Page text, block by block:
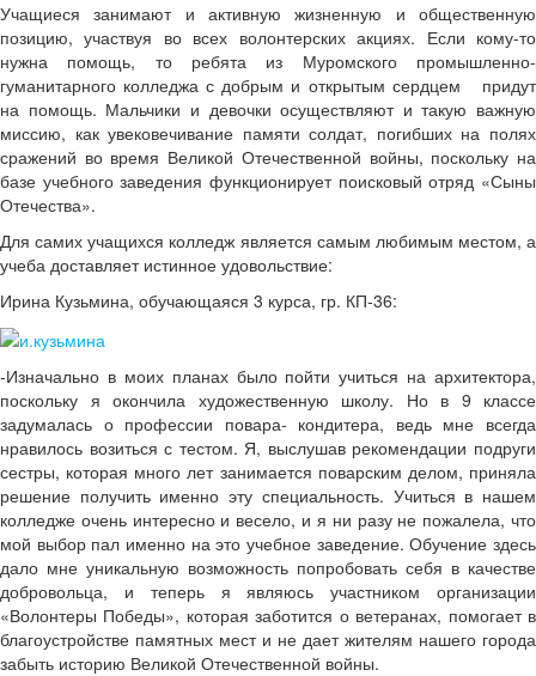
Учащиеся занимают и активную жизненную и общественную
позицию, участвуя во всех волонтерских акциях. Если кому-то
нужна помощь, то ребята из Муромского промышленно-
гуманитарного колледжа с добрым и открытым сердцем придут
на помощь. Мальчики и девочки осуществляют и такую важную
миссию, как увековечивание памяти солдат, погибших на полях
сражений во время Великой Отечественной войны, поскольку на
базе учебного заведения функционирует поисковый отряд «Сыны
Отечества».
Для самих учащихся колледж является самым любимым местом, а
учеба доставляет истинное удовольствие:
Ирина Кузьмина, обучающаяся 3 курса, гр. КП-36:
-Изначально в моих планах было пойти учиться на архитектора,
поскольку я окончила художественную школу. Но в 9 классе
задумалась о профессии повара- кондитера, ведь мне всегда
нравилось возиться с тестом. Я, выслушав рекомендации подруги
сестры, которая много лет занимается поварским делом, приняла
решение получить именно эту специальность. Учиться в нашем
колледже очень интересно и весело, и я ни разу не пожалела, что
мой выбор пал именно на это учебное заведение. Обучение здесь
дало мне уникальную возможность попробовать себя в качестве
добровольца, и теперь я являюсь участником организации
«Волонтеры Победы», которая заботится о ветеранах, помогает в
благоустройстве памятных мест и не дает жителям нашего города
забыть историю Великой Отечественной войны.